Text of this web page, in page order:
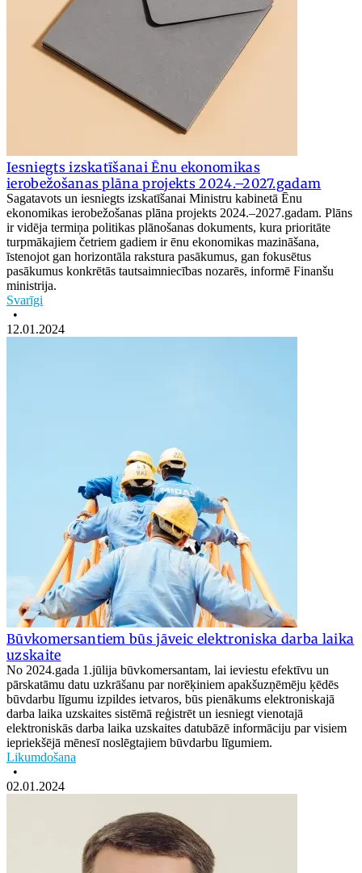
Iesniegts izskatīšanai Ēnu ekonomikas
ierobežošanas plāna projekts 2024.–2027.gadam
Sagatavots un iesniegts izskatīšanai Ministru kabinetā Ēnu
ekonomikas ierobežošanas plāna projekts 2024.–2027.gadam. Plāns
ir vidēja termiņa politikas plānošanas dokuments, kura prioritāte
turpmākajiem četriem gadiem ir ēnu ekonomikas mazināšana,
īstenojot gan horizontāla rakstura pasākumus, gan fokusētus
pasākumus konkrētās tautsaimniecības nozarēs, informē Finanšu
ministrija.
Svarīgi
•
12.01.2024
Būvkomersantiem būs jāveic elektroniska darba laika
uzskaite
No 2024.gada 1.jūlija būvkomersantam, lai ieviestu efektīvu un
pārskatāmu datu uzkrāšanu par norēķiniem apakšuzņēmēju ķēdēs
būvdarbu līgumu izpildes ietvaros, būs pienākums elektroniskajā
darba laika uzskaites sistēmā reģistrēt un iesniegt vienotajā
elektroniskās darba laika uzskaites datubāzē informāciju par visiem
iepriekšējā mēnesī noslēgtajiem būvdarbu līgumiem.
Likumdošana
•
02.01.2024